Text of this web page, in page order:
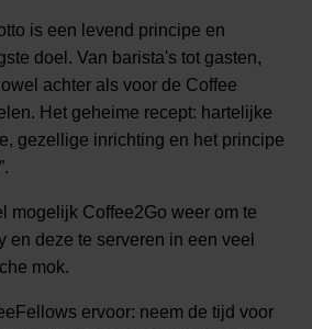
is een levend principe en
doel. Van barista's tot gasten,
achter als voor de Coffee
Het geheime recept: hartelijke
gezellige inrichting en het principe
mogelijk Coffee2Go weer om te
en deze te serveren in een veel
mok.
ervoor: neem de tijd voor